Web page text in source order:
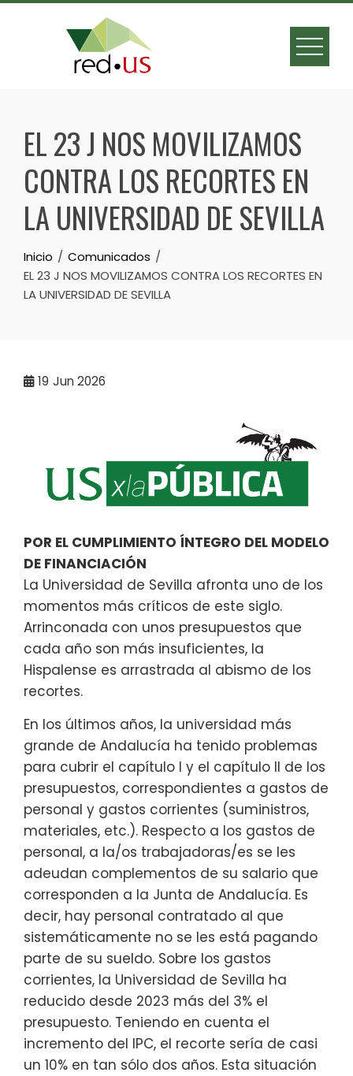
Skip
EL 23 J NOS MOVILIZAMOS
CONTRA LOS RECORTES EN
LA UNIVERSIDAD DE SEVILLA
Inicio
Comunicados
EL 23 J NOS MOVILIZAMOS CONTRA LOS RECORTES EN
LA UNIVERSIDAD DE SEVILLA
19 Jun 2026
POR EL CUMPLIMIENTO ÍNTEGRO DEL MODELO
DE FINANCIACIÓN
La Universidad de Sevilla afronta uno de los
momentos más críticos de este siglo.
Arrinconada con unos presupuestos que
cada año son más insuficientes, la
Hispalense es arrastrada al abismo de los
recortes.
En los últimos años, la universidad más
grande de Andalucía ha tenido problemas
para cubrir el capítulo I y el capítulo II de los
presupuestos, correspondientes a gastos de
personal y gastos corrientes (suministros,
materiales, etc.). Respecto a los gastos de
personal, a la/os trabajadoras/es se les
adeudan complementos de su salario que
corresponden a la Junta de Andalucía. Es
decir, hay personal contratado al que
sistemáticamente no se les está pagando
parte de su sueldo. Sobre los gastos
corrientes, la Universidad de Sevilla ha
reducido desde 2023 más del 3% el
presupuesto. Teniendo en cuenta el
incremento del IPC, el recorte sería de casi
un 10% en tan sólo dos años. Esta situación